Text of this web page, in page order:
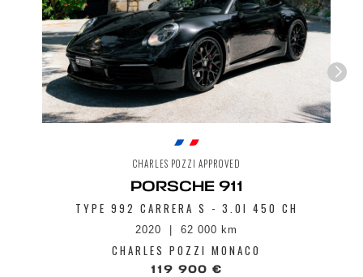
CHARLES POZZI APPROVED
PORSCHE 911
TYPE 992 CARRERA S - 3.0I 450 CH
2020 62 000 km
CHARLES POZZI MONACO
119 900 €